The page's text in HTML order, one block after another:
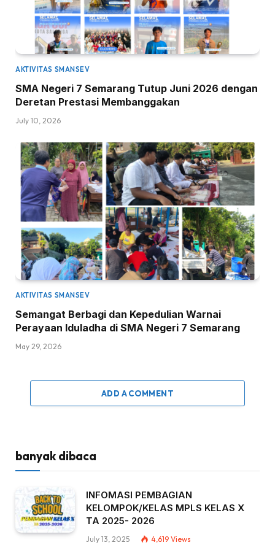
AKTIVITAS SMANSEV
SMA Negeri 7 Semarang Tutup Juni 2026 dengan
Deretan Prestasi Membanggakan
July 10, 2026
AKTIVITAS SMANSEV
Semangat Berbagi dan Kepedulian Warnai
Perayaan Iduladha di SMA Negeri 7 Semarang
May 29, 2026
ADD A COMMENT
banyak dibaca
INFOMASI PEMBAGIAN
KELOMPOK/KELAS MPLS KELAS X
TA 2025- 2026
July 13, 2025 4,619 Views